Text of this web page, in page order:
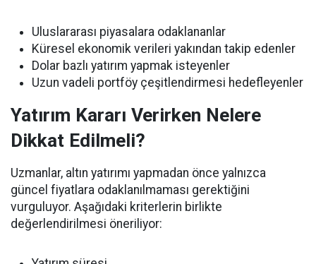
Uluslararası piyasalara odaklananlar
Küresel ekonomik verileri yakından takip edenler
Dolar bazlı yatırım yapmak isteyenler
Uzun vadeli portföy çeşitlendirmesi hedefleyenler
Yatırım Kararı Verirken Nelere
Dikkat Edilmeli?
Uzmanlar, altın yatırımı yapmadan önce yalnızca
güncel fiyatlara odaklanılmaması gerektiğini
vurguluyor. Aşağıdaki kriterlerin birlikte
değerlendirilmesi öneriliyor: